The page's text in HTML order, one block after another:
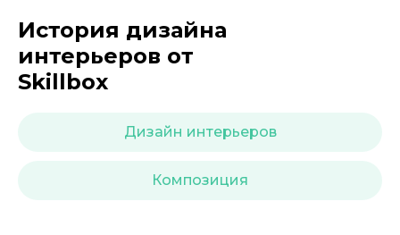
История дизайна
интерьеров от
Skillbox
Дизайн интерьеров
Композиция